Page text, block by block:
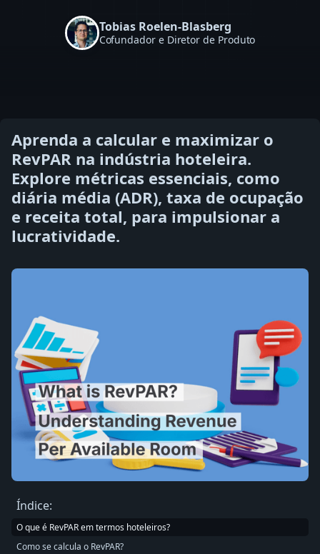
Tobias Roelen-Blasberg
Cofundador e Diretor de Produto
Aprenda a calcular e maximizar o
RevPAR na indústria hoteleira.
Explore métricas essenciais, como
diária média (ADR), taxa de ocupação
e receita total, para impulsionar a
lucratividade.
Índice:
O que é RevPAR em termos hoteleiros?
Como se calcula o RevPAR?